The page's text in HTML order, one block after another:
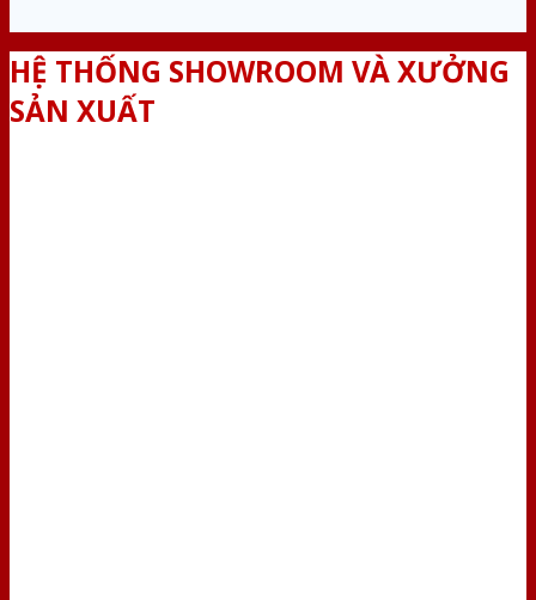
HỆ THỐNG SHOWROOM VÀ XƯỞNG
SẢN XUẤT